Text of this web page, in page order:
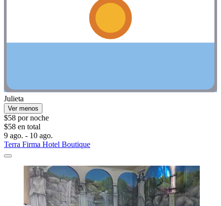
Julieta
Ver menos
$58 por noche
$58 en total
9 ago. - 10 ago.
Terra Firma Hotel Boutique